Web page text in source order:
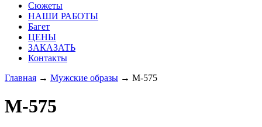
Сюжеты
НАШИ РАБОТЫ
Багет
ЦЕНЫ
ЗАКАЗАТЬ
Контакты
Главная → Мужские образы → M-575
M-575